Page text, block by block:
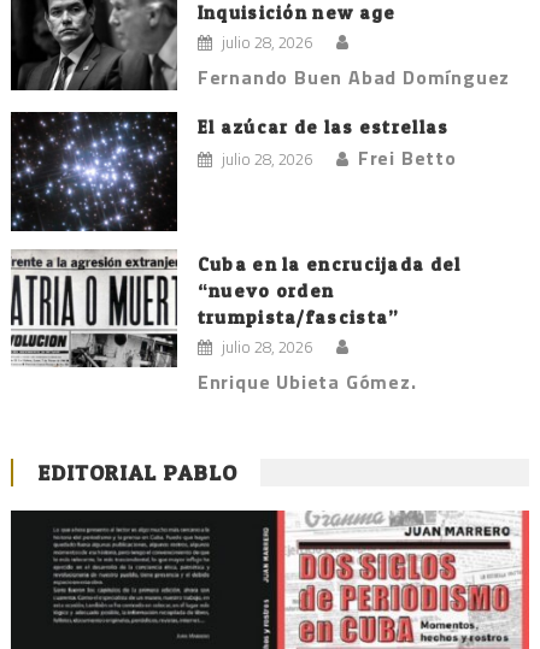
Inquisición new age
julio 28, 2026
Fernando Buen Abad Domínguez
El azúcar de las estrellas
julio 28, 2026 Frei Betto
Cuba en la encrucijada del
“nuevo orden
trumpista/fascista”
julio 28, 2026
Enrique Ubieta Gómez.
EDITORIAL PABLO